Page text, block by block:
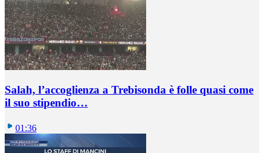
Salah, l’accoglienza a Trebisonda è folle quasi come
il suo stipendio…
01:36